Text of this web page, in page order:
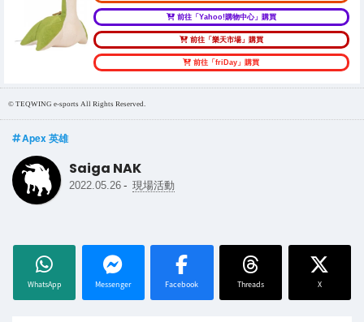
前往「Yahoo!購物中心」購買
前往「樂天市場」購買
前往「friDay」購買
© TEQWING e-sports All Rights Reserved.
Apex 英雄
Saiga NAK
2022.05.26 - 現場活動
WhatsApp Messenger Facebook Threads X